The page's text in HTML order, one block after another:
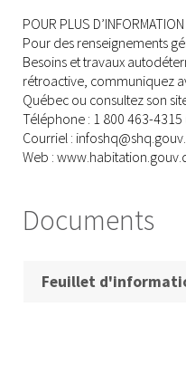
POUR PLUS D’INFORMATION
Pour des renseignements
Besoins et travaux
rétroactive, communiquez
Québec ou consultez son
Téléphone : 1 800 463-4315
Courriel :
Web :
Documents
Feuillet